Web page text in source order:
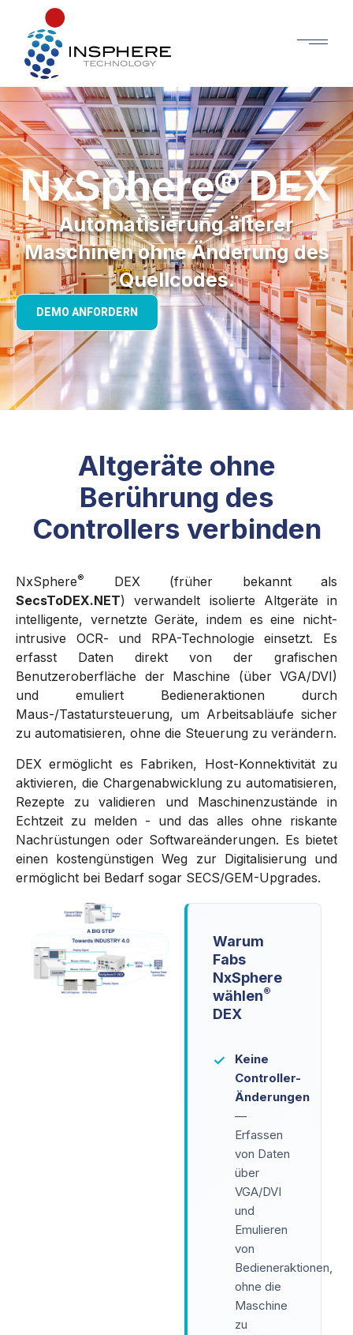
NxSphere® DEX
Automatisierung älterer
Maschinen ohne Änderung des
Quellcodes.
DEMO ANFORDERN
Altgeräte ohne
Berührung des
Controllers verbinden
NxSphere®
DEX (früher bekannt als
SecsToDEX.NET) verwandelt isolierte Altgeräte in
intelligente, vernetzte Geräte, indem es eine nicht-
intrusive OCR- und RPA-Technologie einsetzt. Es
erfasst Daten direkt von der grafischen
Benutzeroberfläche der Maschine (über VGA/DVI)
und emuliert Bedieneraktionen durch
Maus-/Tastatursteuerung, um Arbeitsabläufe sicher
zu automatisieren, ohne die Steuerung zu verändern.
DEX ermöglicht es Fabriken, Host-Konnektivität zu
aktivieren, die Chargenabwicklung zu automatisieren,
Rezepte zu validieren und Maschinenzustände in
Echtzeit zu melden - und das alles ohne riskante
Nachrüstungen oder Softwareänderungen. Es bietet
einen kostengünstigen Weg zur Digitalisierung und
ermöglicht bei Bedarf sogar SECS/GEM-Upgrades.
Warum
Fabs
NxSphere
wählen®
DEX
✓
Keine
Controller-
Änderungen
—
Erfassen
von Daten
über
VGA/DVI
und
Emulieren
von
Bedieneraktionen,
ohne die
Maschine
zu